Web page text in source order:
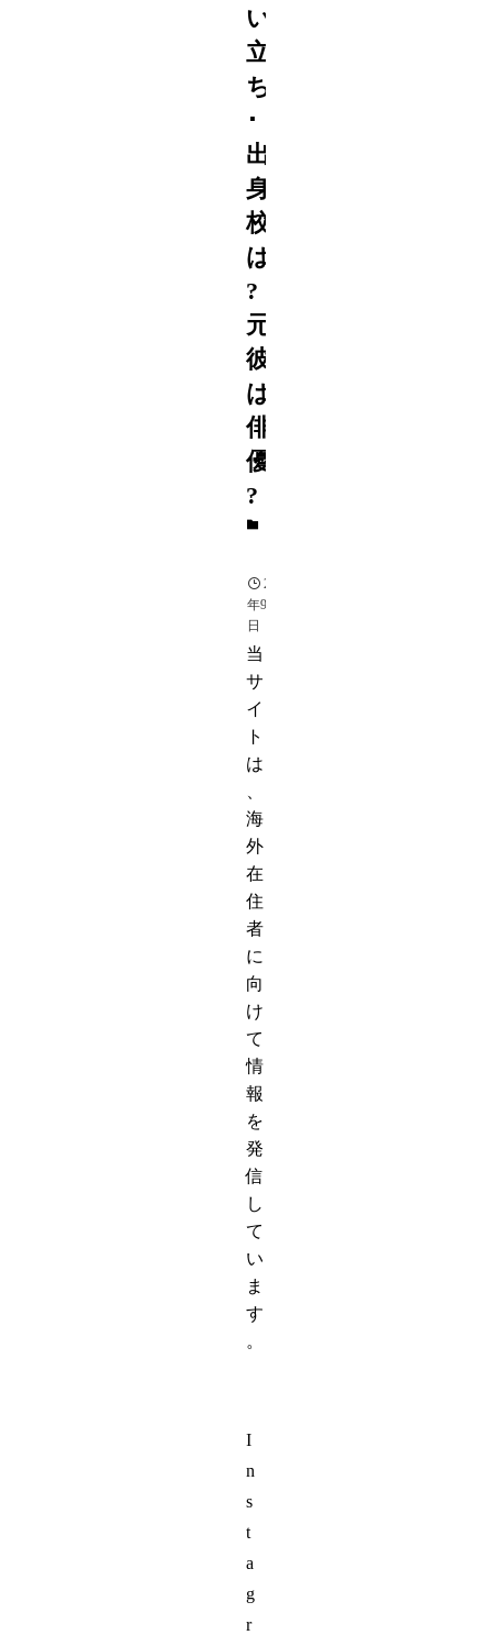
い
立
ち
･
出
身
校
は
?
元
彼
は
俳
優
?
2015
年9月4
日
当
サ
イ
ト
は
海
外
在
住
者
に
向
け
て
情
報
を
発
信
し
て
い
ま
す
。
I
n
s
t
a
g
r